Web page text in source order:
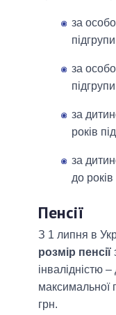
за
за
за
років
за
до
Пенсії
З 1 липня в
розмір пенсії
інвалідністю
максимальної
грн.